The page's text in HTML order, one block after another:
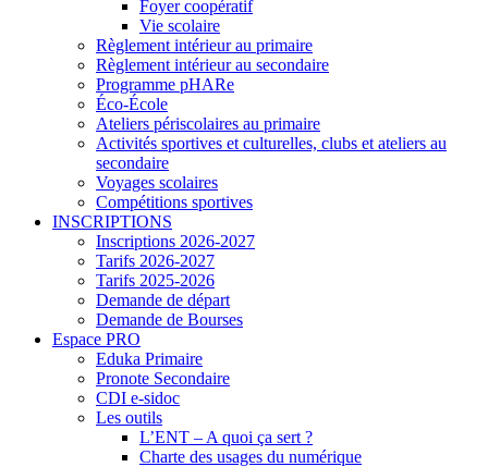
Foyer coopératif
Vie scolaire
Règlement intérieur au primaire
Règlement intérieur au secondaire
Programme pHARe
Éco-École
Ateliers périscolaires au primaire
Activités sportives et culturelles, clubs et ateliers au
secondaire
Voyages scolaires
Compétitions sportives
INSCRIPTIONS
Inscriptions 2026-2027
Tarifs 2026-2027
Tarifs 2025-2026
Demande de départ
Demande de Bourses
Espace PRO
Eduka Primaire
Pronote Secondaire
CDI e-sidoc
Les outils
L’ENT – A quoi ça sert ?
Charte des usages du numérique